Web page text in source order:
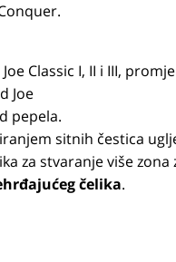
Classic I, II i III,
Joe
pepela.
sitnih čestica
za stvaranje više zona
čelika.